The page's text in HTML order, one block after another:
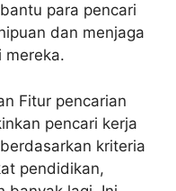
para pencari
dan menjaga
mereka.
Fitur pencarian
pencari kerja
kriteria
pendidikan,